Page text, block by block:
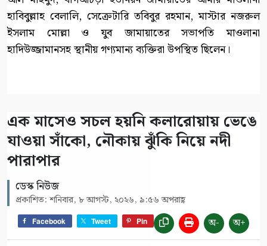
হাবিবুল্লাহ বেলালি, সেক্রেটারি তবিবুর রহমান, মাস্টার নজরুল
ইসলাম মোল্লা ও যুব জামায়াতের সভাপতি মাওলানা
হাদিউজ্জামানসহ স্থানীয় গণ্যমান্য ব্যক্তিরা উপস্থিত ছিলেন।
এক মাসেও সচল হয়নি কলারোয়ায় ভেঙে
যাওয়া সাঁকো, নৌকায় ঝুঁকি নিয়ে নদী
পারাপার
ডেস্ক নিউজ
প্রকাশিত: শনিবার, ৮ আগস্ট, ২০২৬, ৯:৫৬ অপরাহ্ণ
Facebook Tweet Pin অ- অ+